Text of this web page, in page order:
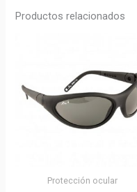
Productos relacionados
Protección ocular